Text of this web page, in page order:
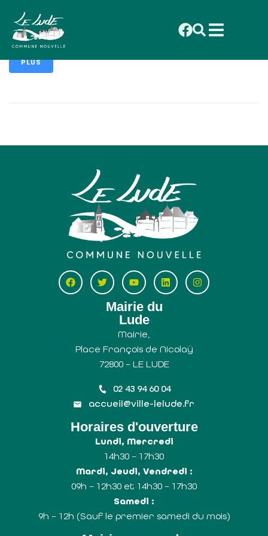
principal
Ets Taffary
PLUS
Mairie du
Lude
Mairie,
Place François de Nicolaÿ
72800 – LE LUDE
02 43 94 60 04
accueil@ville-lelude.fr
Horaires d'ouverture
Lundi, Mercredi
14h30 – 17h30
Mardi, Jeudi, Vendredi :
09h – 12h30 et 14h30 – 17h30
Samedi :
9h – 12h (Sauf le premier samedi du mois)